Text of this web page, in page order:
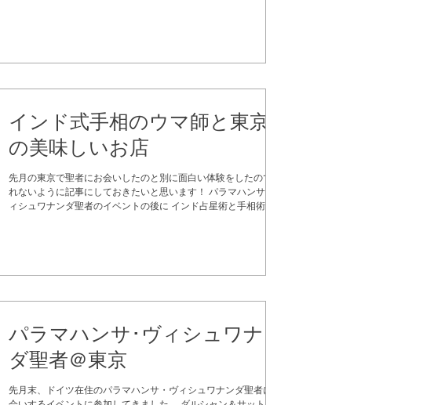
インド式手相のウマ師と東京
の美味しいお店
先月の東京で聖者にお会いしたのと別に面白い体験をしたので 忘
れないように記事にしておきたいと思います！ パラマハンサ・ヴ
ィシュワナンダ聖者のイベントの後に インド占星術と手相術を組
パラマハンサ･ヴィシュワナン
ダ聖者＠東京
先月末、ドイツ在住のパラマハンサ・ヴィシュワナンダ聖者に お